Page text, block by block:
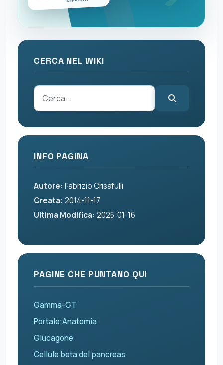
CERCA NEL WIKI
INFO PAGINA
Autore: Fabrizio Crisafulli
Creata: 2014-11-17
Ultima Modifica: 2026-01-16
PAGINE CHE PUNTANO QUI
Gamma-GT
Portale:Anatomia
Glucagone
Cellule beta del pancreas